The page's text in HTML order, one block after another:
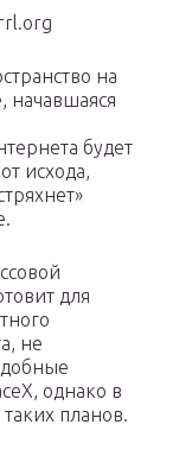
на
начавшаяся
будет
исхода,
для
не
однако в
планов.